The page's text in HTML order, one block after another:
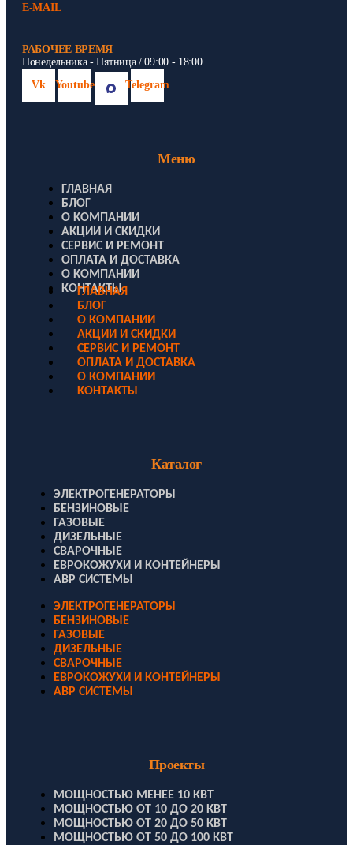
E-MAIL
РАБОЧЕЕ ВРЕМЯ
Понедельника - Пятница / 09:00 - 18:00
Vk
Youtube Telegram
Меню
ГЛАВНАЯ
БЛОГ
О КОМПАНИИ
АКЦИИ И СКИДКИ
СЕРВИС И РЕМОНТ
ОПЛАТА И ДОСТАВКА
О КОМПАНИИ
КОНТАКТЫ
ГЛАВНАЯ
БЛОГ
О КОМПАНИИ
АКЦИИ И СКИДКИ
СЕРВИС И РЕМОНТ
ОПЛАТА И ДОСТАВКА
О КОМПАНИИ
КОНТАКТЫ
Каталог
ЭЛЕКТРОГЕНЕРАТОРЫ
БЕНЗИНОВЫЕ
ГАЗОВЫЕ
ДИЗЕЛЬНЫЕ
СВАРОЧНЫЕ
ЕВРОКОЖУХИ И КОНТЕЙНЕРЫ
АВР СИСТЕМЫ
ЭЛЕКТРОГЕНЕРАТОРЫ
БЕНЗИНОВЫЕ
ГАЗОВЫЕ
ДИЗЕЛЬНЫЕ
СВАРОЧНЫЕ
ЕВРОКОЖУХИ И КОНТЕЙНЕРЫ
АВР СИСТЕМЫ
Проекты
МОЩНОСТЬЮ МЕНЕЕ 10 КВТ
МОЩНОСТЬЮ ОТ 10 ДО 20 КВТ
МОЩНОСТЬЮ ОТ 20 ДО 50 КВТ
МОЩНОСТЬЮ ОТ 50 ДО 100 КВТ